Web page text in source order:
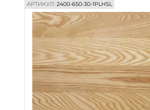
АРТИКУЛ:2400-650-30-1PLHSL